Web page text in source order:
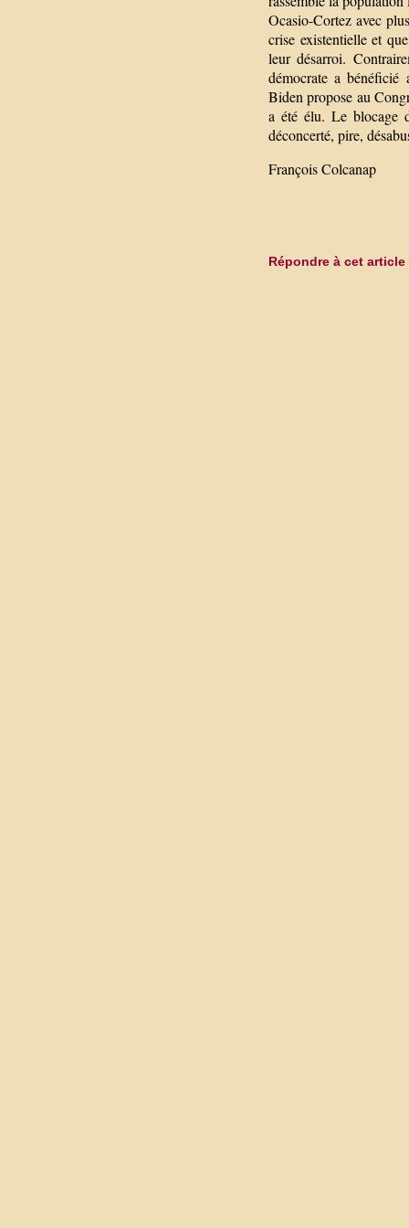
Ocasio-Cortez avec
crise existentielle et
leur désarroi.
démocrate a bénéficié
Biden propose au
a été élu. Le blocage
déconcerté, pire,
François Colcanap
Répondre à cet article